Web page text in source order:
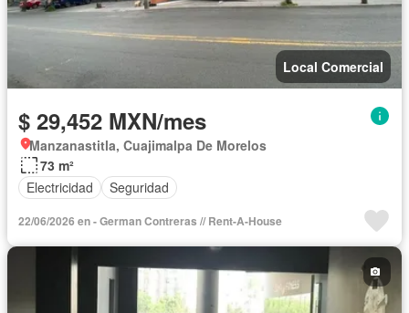
Local Comercial
$ 29,452 MXN/mes
Manzanastitla, Cuajimalpa De Morelos
73 m²
Electricidad
Seguridad
22/06/2026 en - German Contreras // Rent-A-House